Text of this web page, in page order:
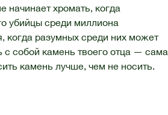
начинает хромать, когда
убийцы среди миллиона
когда разумных среди них может
с собой камень твоего отца —
камень лучше, чем не носить.